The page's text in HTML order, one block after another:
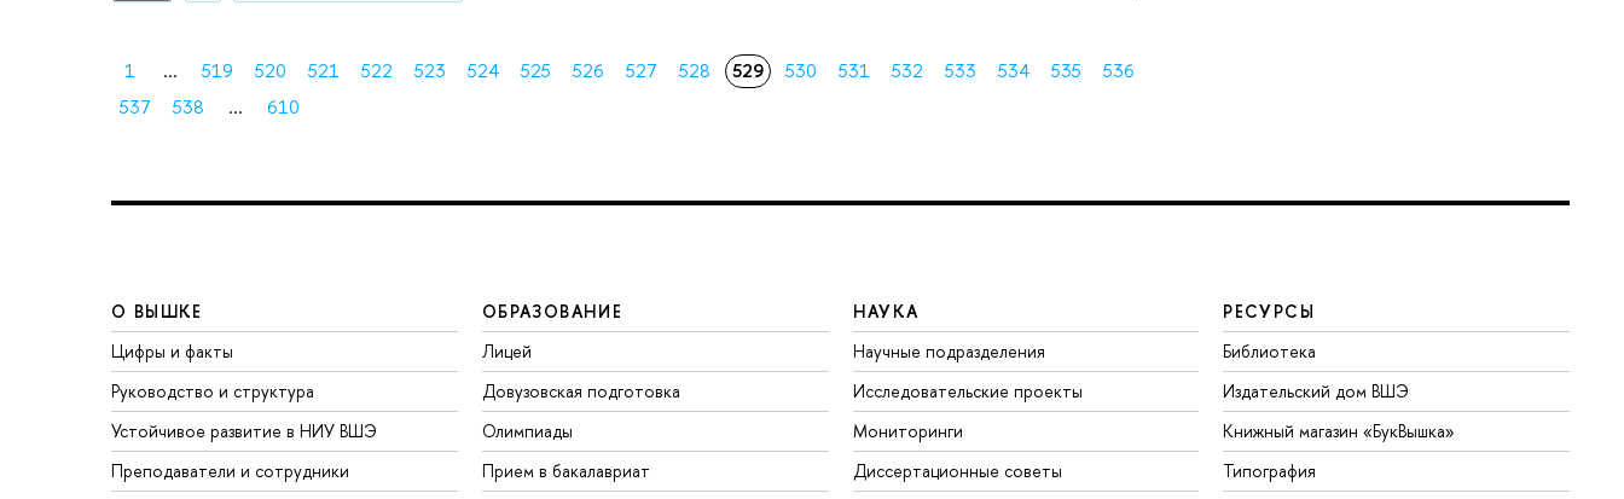
1 ... 519 520 521 522 523 524 525 526 527 528 529 530 531 532 533 534 535
536
537
538 ... 610
О ВЫШКЕ
Цифры и факты
Руководство и структура
Устойчивое развитие в НИУ ВШЭ
Преподаватели и сотрудники
ОБРАЗОВАНИЕ
Лицей
Довузовская подготовка
Олимпиады
Прием в бакалавриат
НАУКА
Научные подразделения
Исследовательские проекты
Мониторинги
Диссертационные советы
РЕСУРСЫ
Библиотека
Издательский дом ВШЭ
Книжный магазин «БукВышка»
Типография